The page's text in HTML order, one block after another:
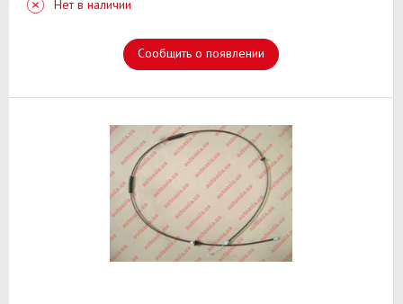
Нет в наличии
Сообщить о появлении